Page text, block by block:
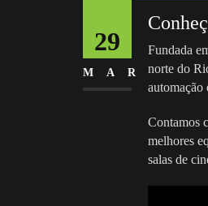
29
MAR
Fundada
norte do
automação
Contamos
melhores
salas de